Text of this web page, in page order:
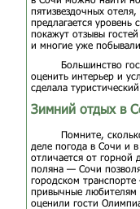
пятизвездочных
предлагается
покажут отзывы
и многие уже
Большинство
оценить интерьер и
сделала
Зимний отдых в
Помните,
деле погода в Сочи и
отличается от горной
поляна — Сочи
городском
привычные любителям
оценили гости